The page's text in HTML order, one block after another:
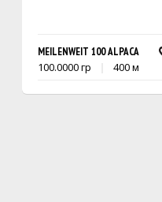
MEILENWEIT 100 ALPACA
100.0000 гр 400 м